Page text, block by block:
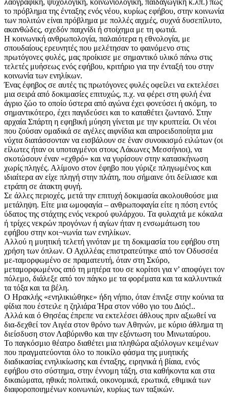
το πρόβλημα της ένταξης ενός νέου, κυρίως εφήβου, στην κοινωνία
των πολιτών είναι πρόβλημα με πολλές αιχμές, συχνά δυσεπίλυτο,
ακανθώδες, σχεδόν παιχνίδι ή στοίχημα με τη φωτιά.
Η κοινωνική ανθρωπολογία, παλαιότερα η εθνολογία, με
σπουδαίους ερευνητές που μελέτησαν το φαινόμενο στις
πρωτόγονες φυλές, μας προίκισε με σημαντικό υλικό πάνω στις
τελετές μυήσεως ενός εφήβου, κριτήριο για την ένταξή του στην
κοινωνία των ενηλίκων.
Ένας έφηβος σε αυτές τις πρωτόγονες φυλές οφείλει να εκτελέσει
μια σειρά από δοκιμασίες επιτυχώς, π.χ. να φέρει στη φυλή ένα
άγριο ζώο το οποίο ύστερα από αγώνα έχει φονεύσει ή ακόμη, το
σημαντικότερο, έχει παγιδεύσει και το καταθέτει ζωντανό. Στην
αρχαία Σπάρτη η εφηβική μύηση γίνεται με την κρυπτεία. Οι νέοι
που ζούσαν ομαδικά σε αγέλες αιφνίδια και απροειδοποίητα μια
νύχτα διατάσσονταν να εισβάλουν σε έναν συνοικισμό ειλώτων (οι
είλωτες ήταν οι υποταγμένοι στους Λάκωνες Μεσσήνιοι), να
σκοτώσουν έναν «εχθρό» και να γυρίσουν στην κατασκήνωση
χωρίς πληγές. Αλίμονο στον έφηβο που γύριζε πληγωμένος και
ιδιαίτερα αν είχε πληγή στην πλάτη, που σήμαινε ότι δείλιασε και
ετράπη σε άτακτη φυγή.
Σε άλλες περιοχές, μετά την επιτυχή δοκιμασία ακολουθούσε μια
μετάληψη. Είτε μια ωμοφαγία – ανθρωποφαγία είτε η πόση εντός
ύδατος της στάχτης ενός νεκρού φυλάρχου. Τα φυλαχτά με κόκαλα
ή τρίχες νεκρών προγόνων ή αγίων ήταν η ενσωμάτωση του
εφήβου στην κοι¬νωνία των ενηλίκων.
Αλλού η μυητική τελετή γινόταν με τη δοκιμασία του εφήβου στη
χρήση των όπλων. Ο Αχιλλέας επιστρατεύτηκε από τον Οδυσσέα
με-ταμορφωμένο σε πραματευτή, όταν στη Σκύρο,
μεταμορφωμένος από τη μητέρα του σε κορίτσι για ν’ αποφύγει τον
πόλεμο, διάλεξε από τον πάγκο με τα φορέματα και τα καλλυντικά
τα τόξα και τα βέλη.
Ο Ηρακλής «ενηλικιώθηκε» ήδη νήπιο, όταν έπνιξε στην κούνια τα
φίδια που έστειλε η ζηλιάρα Ήρα στον νόθο γιο του Διός!..
Αλλά και ό Θησέας έπρεπε να εκτελέσει άθλους πριν αξιωθεί να
δια-δεχθεί τον Αιγέα στον θρόνο των Αθηνών, με κύριο άθλημα τη
διείσδυση στον Λαβύρινθο και την εξόντωση του Μινωταύρου.
Το παγκόσμιο θέατρο διαθέτει μια πληθώρα αξιόλογων κειμένων
που πραγματεύονται όλο το ποικίλο φάσμα της μυητικής
διαδικασίας ενηλικίωσης και ένταξης, ειρηνικά ή βίαια, ενός
εφήβου στο σύστημα, στην έννομη τάξη, στα καθήκοντα και στα
δικαιώματα, ηθικά; πολιτικά, οικονομικά, ερωτικά, εθιμικά των
διαφοροποιημένων κοινωνιών, κυρίως των ταξικών.